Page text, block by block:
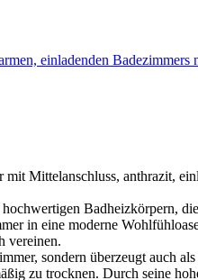
einladenden
Mittelanschluss, anthrazit,
Badheizkörpern,
in eine moderne
vereinen.
sondern überzeugt auch
zu trocknen. Durch seine